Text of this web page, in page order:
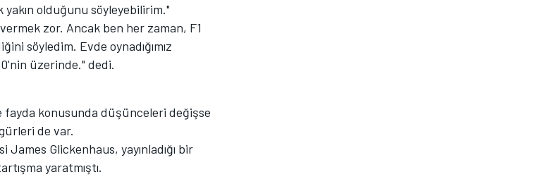
olduğunu söyleyebilirim."
zor. Ancak ben her zaman, F1
söyledim. Evde oynadığımız
üzerinde." dedi.
fayda konusunda düşünceleri değişse
de var.
Glickenhaus, yayınladığı bir
yaratmıştı.